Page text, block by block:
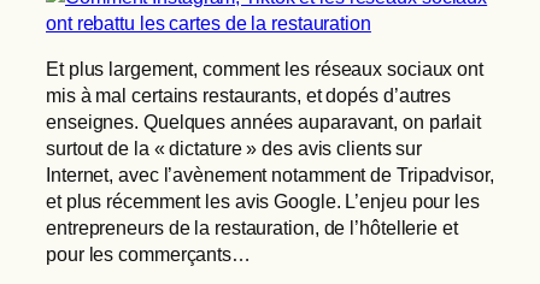
Et plus largement, comment les réseaux sociaux ont
mis à mal certains restaurants, et dopés d’autres
enseignes. Quelques années auparavant, on parlait
surtout de la « dictature » des avis clients sur
Internet, avec l’avènement notamment de Tripadvisor,
et plus récemment les avis Google. L’enjeu pour les
entrepreneurs de la restauration, de l’hôtellerie et
pour les commerçants…